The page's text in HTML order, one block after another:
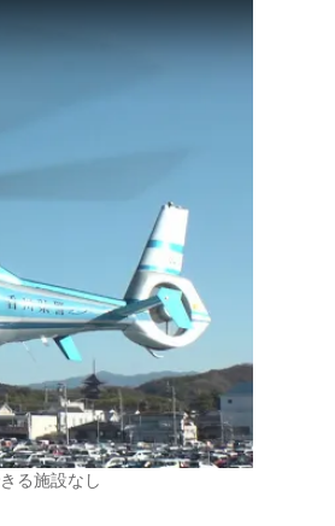
る施設なし